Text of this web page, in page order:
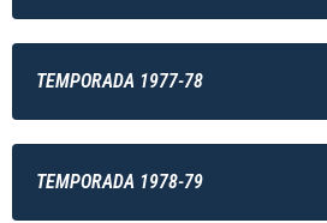
TEMPORADA 1977-78
TEMPORADA 1978-79